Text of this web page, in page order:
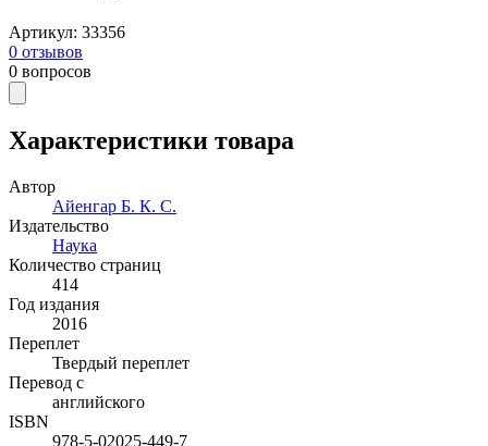
Артикул: 33356
0 отзывов
0 вопросов
Характеристики товара
Автор
Айенгар Б. К. С.
Издательство
Наука
Количество страниц
414
Год издания
2016
Переплет
Твердый переплет
Перевод с
английского
ISBN
978-5-02025-449-7